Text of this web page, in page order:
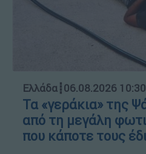
Ελλάδα┋06.08.2026 10:30
Τα «γεράκια» της
από τη μεγάλη
που κάποτε τους